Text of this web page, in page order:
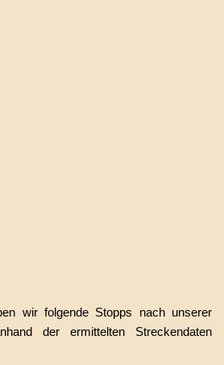
wir folgende Stopps nach unserer
der ermittelten Streckendaten